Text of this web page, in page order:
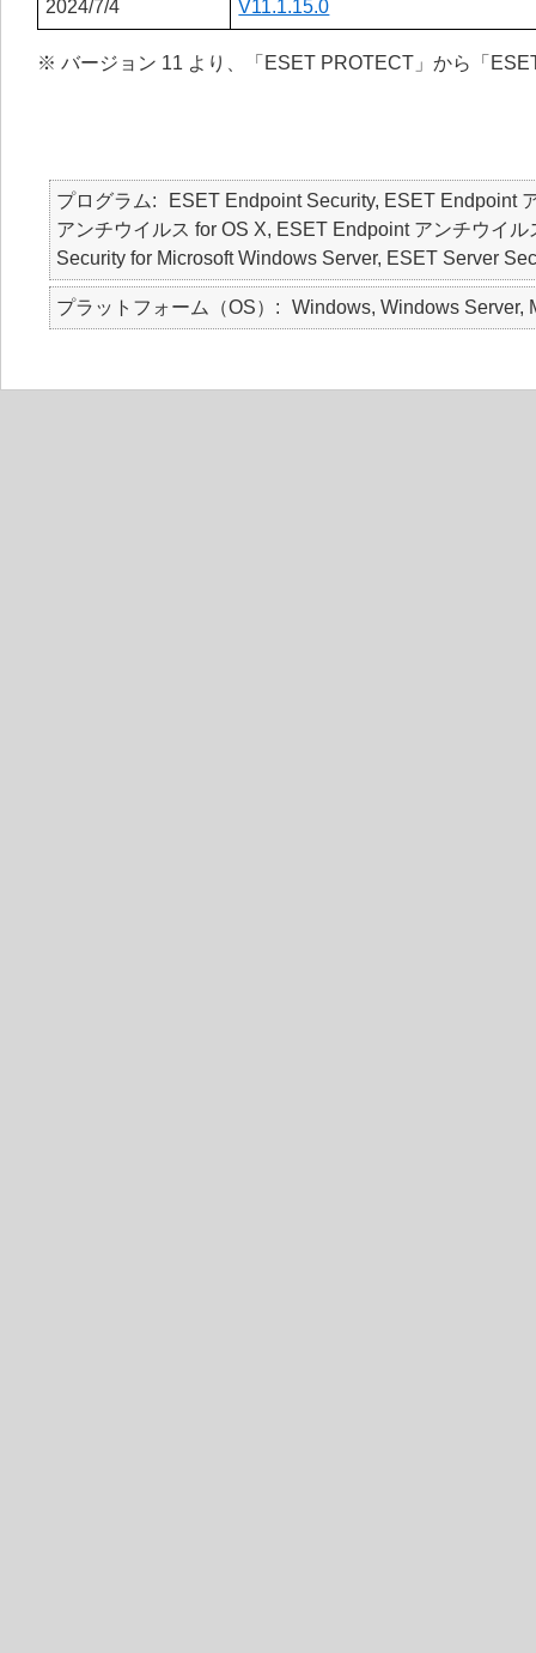
2024/7/4 V11.1.15.0
※ バージョン 11 より、「ESET PROTECT」から「
プログラム
ESET Endpoint Security, ESET Endpoint
アンチウイルス for OS X, ESET Endpoint アンチウイ
Security for Microsoft Windows Server, ESET Server
プラットフォーム（OS） Windows, Windows Server,